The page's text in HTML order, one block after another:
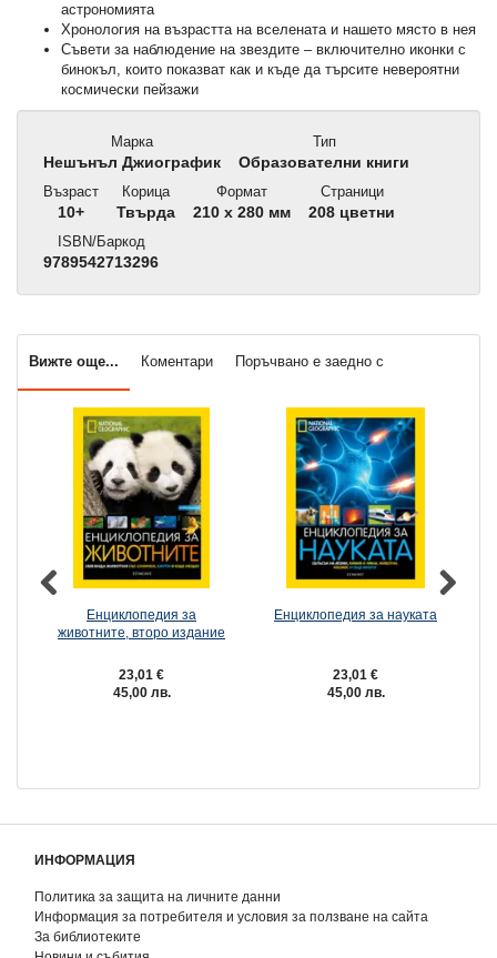
астрономията
Хронология на възрастта на вселената и нашето място в нея
Съвети за наблюдение на звездите – включително иконки с
бинокъл, които показват как и къде да търсите невероятни
космически пейзажи
Марка
Нешънъл Джиографик
Тип
Образователни книги
Възраст
10+
Корица
Твърда
Формат
210 x 280 мм
Страници
208 цветни
ISBN/Баркод
9789542713296
Вижте още... Коментари Поръчвано е заедно с
Енциклопедия за
животните, второ издание
23,01 €
45,00 лв.
Енциклопедия за науката
23,01 €
45,00 лв.
ИНФОРМАЦИЯ
Политика за защита на личните данни
Информация за потребителя и условия за ползване на сайта
За библиотеките